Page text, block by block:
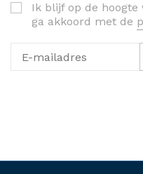
Ik blijf op de
ga akkoord met de